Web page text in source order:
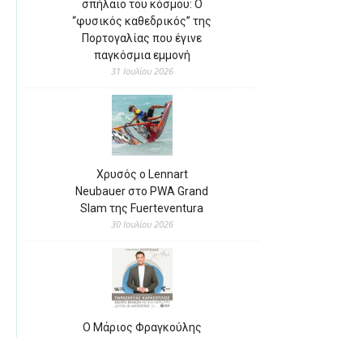
σπήλαιο του κόσμου: Ο
“φυσικός καθεδρικός” της
Πορτογαλίας που έγινε
παγκόσμια εμμονή
31 Ιουλίου 2026
Χρυσός ο Lennart
Neubauer στο PWA Grand
Slam της Fuerteventura
30 Ιουλίου 2026
Ο Μάριος Φραγκούλης